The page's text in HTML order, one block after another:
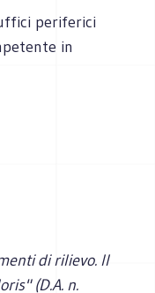
periferici
in
di rilievo. Il
(D.A. n.